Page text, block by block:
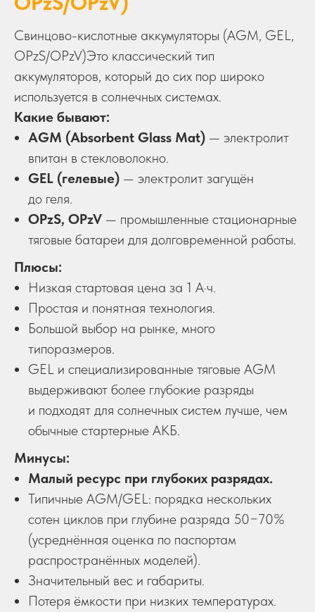
Свинцово-кислотные аккумуляторы (AGM, GEL,
OPzS/OPzV)Это классический тип
аккумуляторов, который до сих пор широко
используется в солнечных системах.
Какие бывают:
AGM (Absorbent Glass Mat) — электролит
впитан в стекловолокно.
GEL (гелевые) — электролит загущён
до геля.
OPzS, OPzV — промышленные стационарные
тяговые батареи для долговременной работы.
Плюсы:
Низкая стартовая цена за 1 А·ч.
Простая и понятная технология.
Большой выбор на рынке, много
типоразмеров.
GEL и специализированные тяговые AGM
выдерживают более глубокие разряды
и подходят для солнечных систем лучше, чем
обычные стартерные АКБ.
Минусы:
Малый ресурс при глубоких разрядах.
Типичные AGM/GEL: порядка нескольких
сотен циклов при глубине разряда 50−70%
(усреднённая оценка по паспортам
распространённых моделей).
Значительный вес и габариты.
Потеря ёмкости при низких температурах.